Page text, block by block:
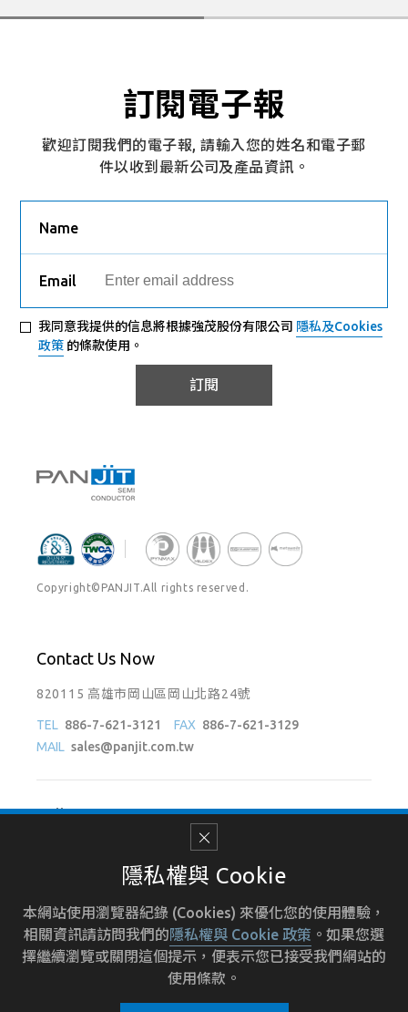
訂閱電子報
歡迎訂閱我們的電子報, 請輸入您的姓名和電子郵
件以收到最新公司及產品資訊。
Name
Email
訂閱
我同意我提供的信息將根據強茂股份有限公司 隱私及Cookies
政策 的條款使用。
隱私權與 Cookie
本網站使用瀏覽器紀錄 (Cookies) 來優化您的使用體驗，
相關資訊請訪問我們的隱私權與 Cookie 政策 。如果您選
擇繼續瀏覽或關閉這個提示，便表示您已接受我們網站的
使用條款。
Copyright©PANJIT.All rights reserved.
Contact Us Now
820115 高雄市岡山區岡山北路24號
TEL 886-7-621-3121 FAX 886-7-621-3129
MAIL sales@panjit.com.tw
Follow Us On
使用條款 招募人才 人力資源 隱私權政策